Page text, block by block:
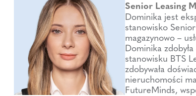
Senior Leasing
Dominika jest
stanowisko
magazynowo –
Dominika
stanowisku BTS
zdobywała
nieruchomości
FutureMinds,